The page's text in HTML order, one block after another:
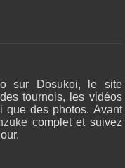
sur Dosukoi, le site
tournois, les vidéos
que des photos. Avant
complet et suivez